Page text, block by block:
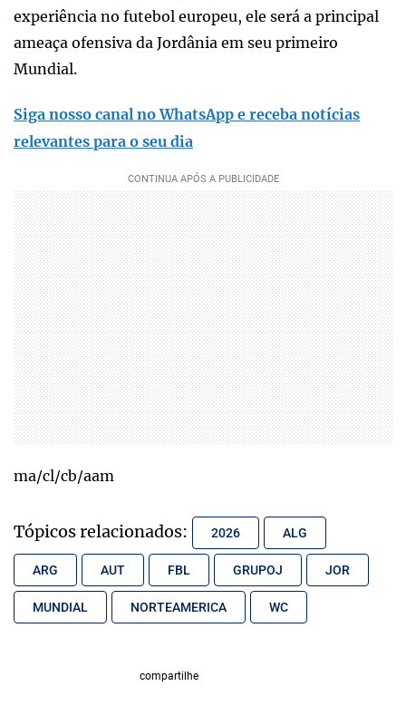
experiência no futebol europeu, ele será a principal
ameaça ofensiva da Jordânia em seu primeiro
Mundial.
Siga nosso canal no WhatsApp e receba notícias
relevantes para o seu dia
ma/cl/cb/aam
Tópicos relacionados: 2026 ALG
ARG AUT FBL GRUPOJ JOR
MUNDIAL NORTEAMERICA WC
compartilhe